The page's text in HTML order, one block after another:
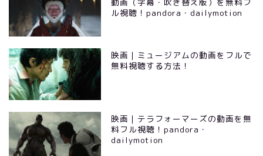
ル視聴！pandora・dailymotion
映画｜ミュージアムの動画をフルで
無料視聴する方法！
映画｜テラフォーマーズの動画を無
料フル視聴！pandora・
dailymotion